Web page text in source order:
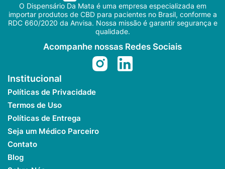
O Dispensário Da Mata é uma empresa especializada em
importar produtos de CBD para pacientes no Brasil, conforme a
RDC 660/2020 da Anvisa. Nossa missão é garantir segurança e
qualidade.
Acompanhe nossas Redes Sociais
Institucional
Políticas de Privacidade
Termos de Uso
Políticas de Entrega
Seja um Médico Parceiro
Contato
Blog